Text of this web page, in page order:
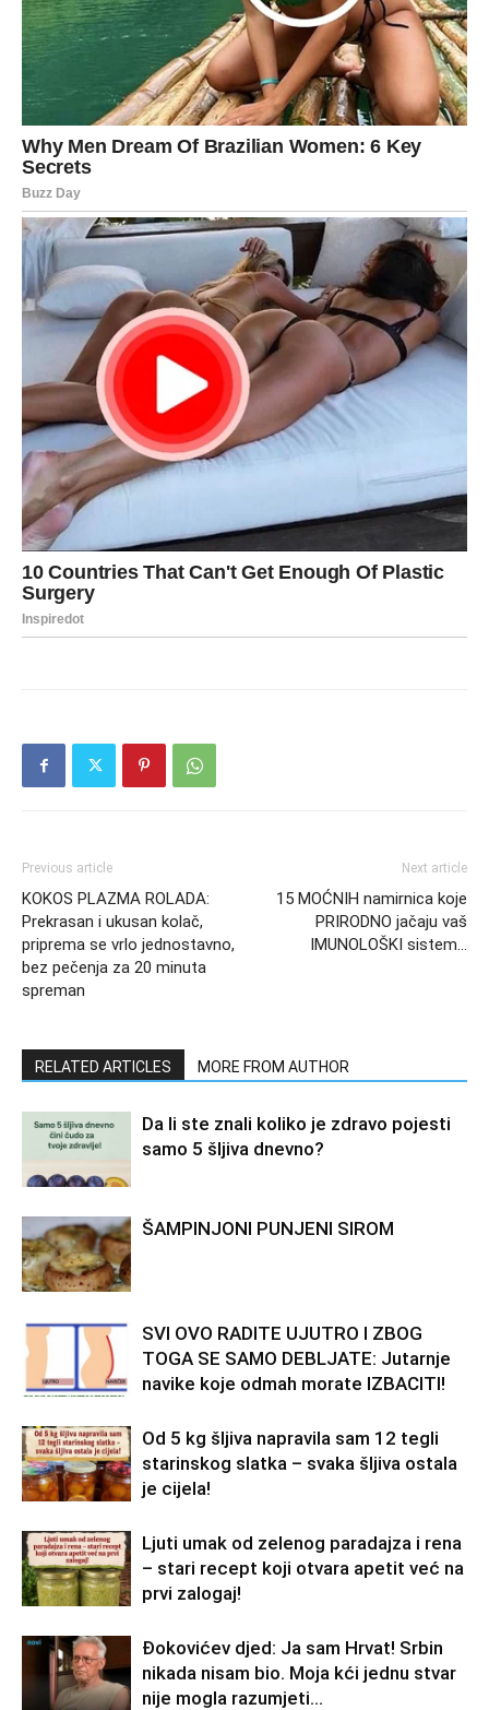
Previous article
KOKOS PLAZMA ROLADA:
Prekrasan i ukusan kolač,
priprema se vrlo jednostavno,
bez pečenja za 20 minuta
spreman
Next article
15 MOĆNIH namirnica koje
PRIRODNO jačaju vaš
IMUNOLOŠKI sistem…
RELATED ARTICLES MORE FROM AUTHOR
Da li ste znali koliko je zdravo pojesti
samo 5 šljiva dnevno?
ŠAMPINJONI PUNJENI SIROM
SVI OVO RADITE UJUTRO I ZBOG
TOGA SE SAMO DEBLJATE: Jutarnje
navike koje odmah morate IZBACITI!
Od 5 kg šljiva napravila sam 12 tegli
starinskog slatka – svaka šljiva ostala
je cijela!
Ljuti umak od zelenog paradajza i rena
– stari recept koji otvara apetit već na
prvi zalogaj!
Đokovićev djed: Ja sam Hrvat! Srbin
nikada nisam bio. Moja kći jednu stvar
nije mogla razumjeti…